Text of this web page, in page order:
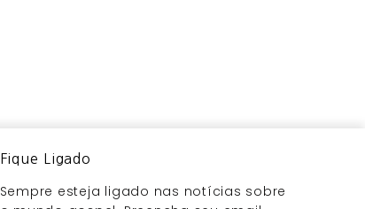
Fique Ligado
Sempre esteja ligado nas notícias sobre